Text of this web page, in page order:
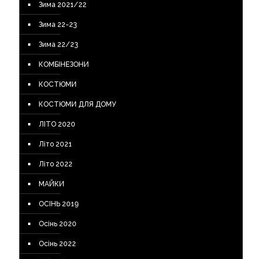
Зима 2021/22
Зима 22-23
Зима 22/23
КОМБІНЕЗОНИ
КОСТЮМИ
КОСТЮМИ ДЛЯ ДОМУ
ЛІТО 2020
Літо 2021
Літо 2022
МАЙКИ
ОСІНЬ 2019
Осінь 2020
Осінь 2022